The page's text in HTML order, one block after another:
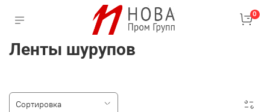
0
Ленты шурупов